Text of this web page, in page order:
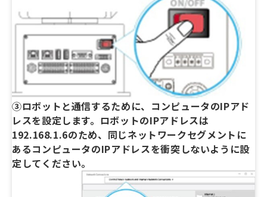
③ロボットと通信するために、コンピュータのIPアド
レスを設定します。ロボットのIPアドレスは
192.168.1.6のため、同じネットワークセグメントに
あるコンピュータのIPアドレスを衝突しないように設
定してください。